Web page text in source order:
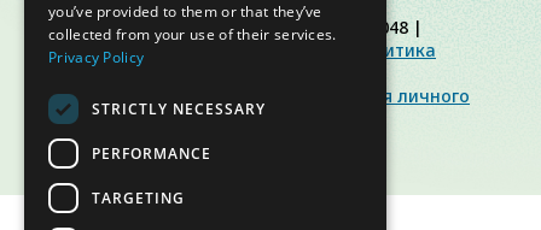
© Slow Food Foundation | C.F. 91019770048 |
Политика конфиденциальности
Политика
использования файлов cookie
Slow Food Foundation
Инструкция для личного
кабинета
you’ve provided to them or that they’ve
collected from your use of their services.
Privacy Policy
STRICTLY NECESSARY
PERFORMANCE
TARGETING